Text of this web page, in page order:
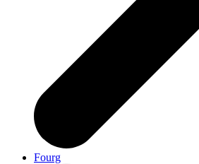
Fourg